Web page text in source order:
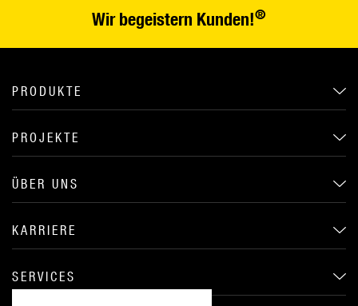
Wir begeistern Kunden!®
PRODUKTE
PROJEKTE
ÜBER UNS
KARRIERE
SERVICES